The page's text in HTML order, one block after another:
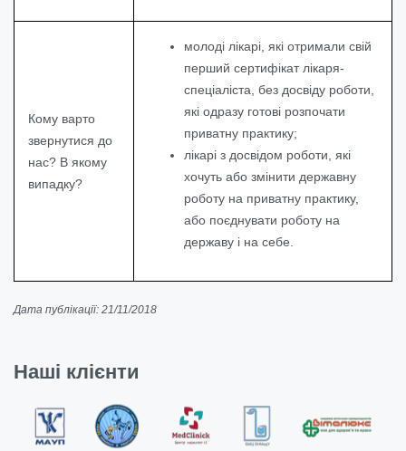
Кому варто
звернутися до
нас? В якому
випадку?
молоді лікарі, які отримали свій
перший сертифікат лікаря-
спеціаліста, без досвіду роботи,
які одразу готові розпочати
приватну практику;
лікарі з досвідом роботи, які
хочуть або змінити державну
роботу на приватну практику,
або поєднувати роботу на
державу і на себе.
Дата публікації: 21/11/2018
Наші клієнти